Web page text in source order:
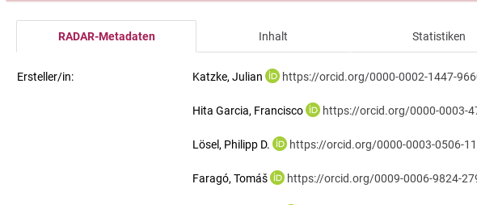
RADAR-Metadaten Inhalt Statistiken
Ersteller/in: Katzke, Julian https://orcid.org/0000-0002-1447-
Hita Garcia, Francisco https://orcid.org/0000-0003-
Lösel, Philipp D. https://orcid.org/0000-0003-0506-
Faragó, Tomáš https://orcid.org/0009-0006-9824-